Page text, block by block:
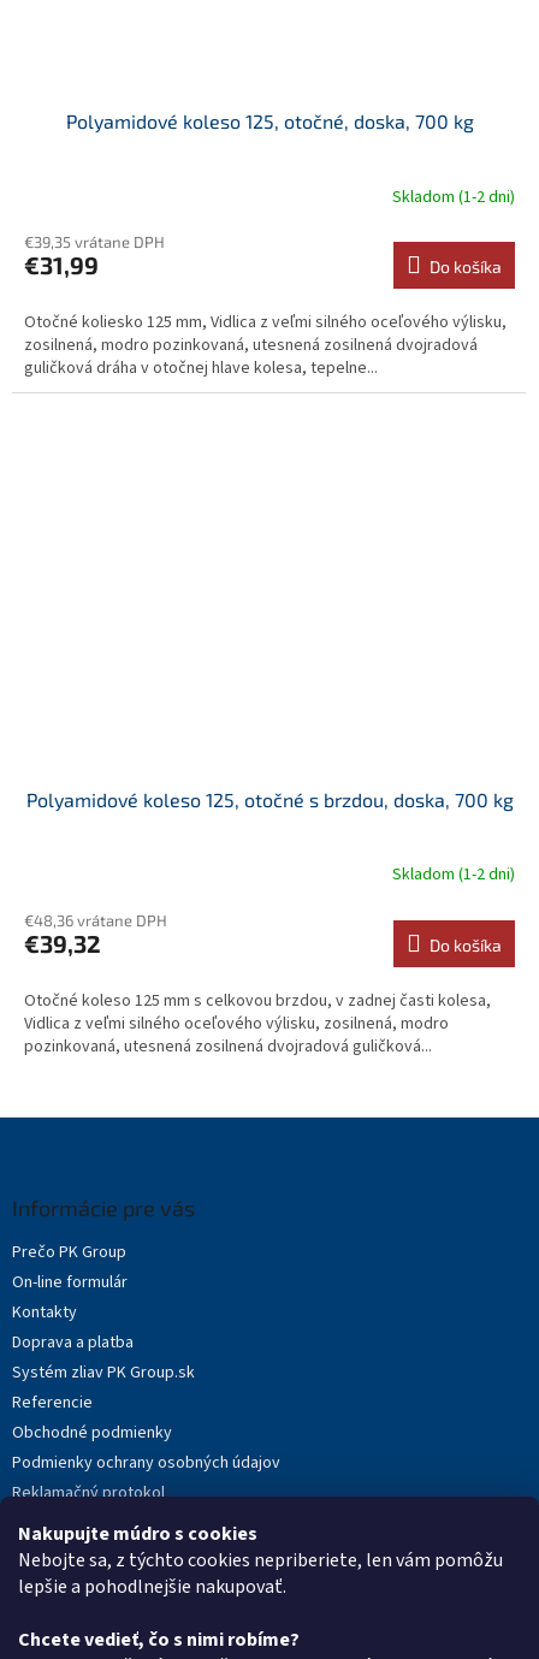
Nakupujte múdro s cookies
Nebojte sa, z týchto cookies nepriberiete, len vám pomôžu
lepšie a pohodlnejšie nakupovať.
Chcete vedieť, čo s nimi robíme?
Polyamidové koleso 125, otočné, doska, 700 kg
Skladom (1-2 dni)
€39,35 vrátane DPH
€31,99 Do košíka
Otočné koliesko 125 mm, Vidlica z veľmi silného oceľového výlisku,
zosilnená, modro pozinkovaná, utesnená zosilnená dvojradová
guličková dráha v otočnej hlave kolesa, tepelne...
Polyamidové koleso 125, otočné s brzdou, doska, 700 kg
Skladom (1-2 dni)
€48,36 vrátane DPH
€39,32 Do košíka
Otočné koleso 125 mm s celkovou brzdou, v zadnej časti kolesa,
Vidlica z veľmi silného oceľového výlisku, zosilnená, modro
pozinkovaná, utesnená zosilnená dvojradová guličková...
Informácie pre vás
Prečo PK Group
On-line formulár
Kontakty
Doprava a platba
Systém zliav PK Group.sk
Referencie
Obchodné podmienky
Podmienky ochrany osobných údajov
Reklamačný protokol
Novinky
Moja objednávka
Kontakt